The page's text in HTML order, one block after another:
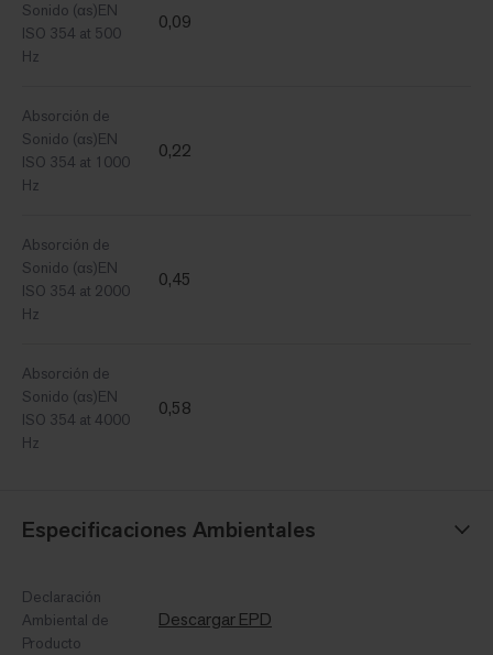
Sonido (αs)EN
ISO 354 at 500
Hz
0,09
Absorción de
Sonido (αs)EN
ISO 354 at 1000
Hz
0,22
Absorción de
Sonido (αs)EN
ISO 354 at 2000
Hz
0,45
Absorción de
Sonido (αs)EN
ISO 354 at 4000
Hz
0,58
Especificaciones Ambientales
Declaración
Ambiental de
Producto
Descargar EPD